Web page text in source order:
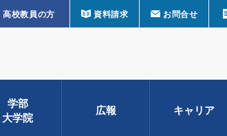
高校教員の方 資料請求 お問合せ
学部
大学院
広報 キャリア